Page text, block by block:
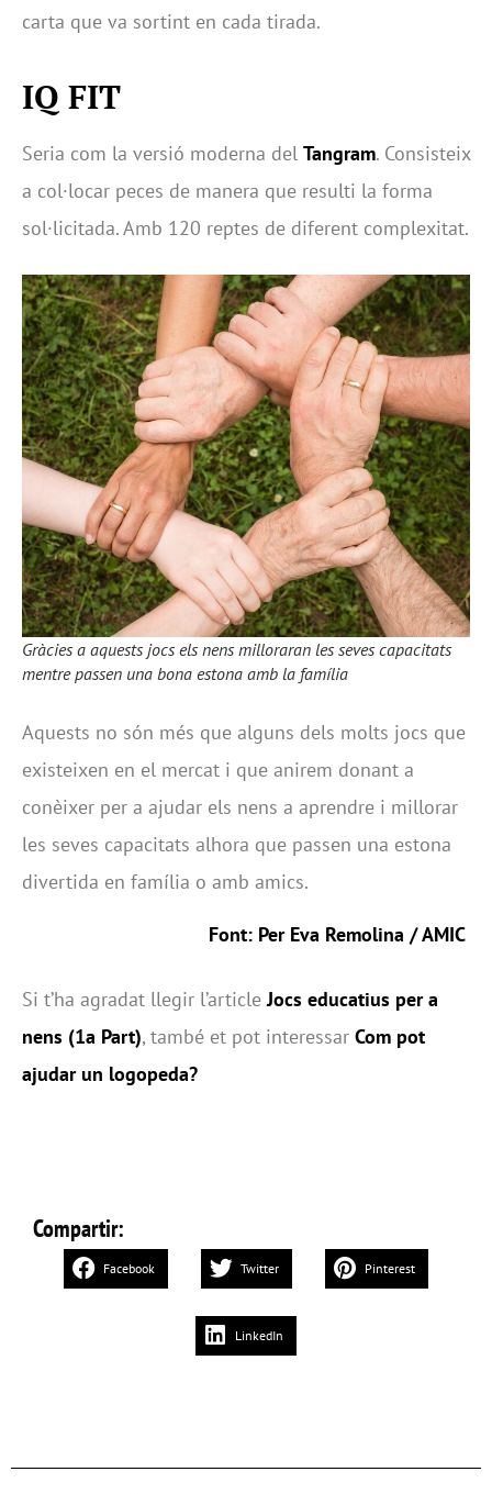
carta que va sortint en cada tirada.
IQ FIT
Seria com la versió moderna del Tangram. Consisteix
a col·locar peces de manera que resulti la forma
sol·licitada. Amb 120 reptes de diferent complexitat.
Gràcies a aquests jocs els nens milloraran les seves capacitats
mentre passen una bona estona amb la família
Aquests no són més que alguns dels molts jocs que
existeixen en el mercat i que anirem donant a
conèixer per a ajudar els nens a aprendre i millorar
les seves capacitats alhora que passen una estona
divertida en família o amb amics.
Font: Per Eva Remolina / AMIC
Si t’ha agradat llegir l’articleJocs educatius per a
nens (1a Part), també et pot interessar Com pot
ajudar un logopeda?
Compartir:
Facebook Twitter Pinterest
LinkedIn